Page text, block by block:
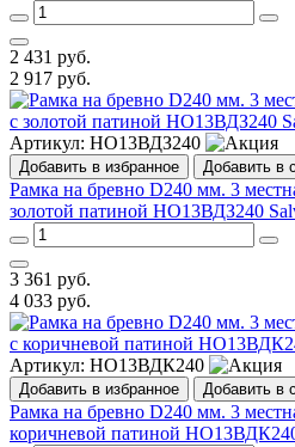
2 431 руб.
2 917 руб.
Артикул: НО13ВДЗ240
Добавить в избранное Добавить в
Рамка на бревно D240 мм. 3
золотой патиной НО13ВДЗ240
3 361 руб.
4 033 руб.
Артикул: НО13ВДК240
Добавить в избранное Добавить в
Рамка на бревно D240 мм. 3
коричневой патиной